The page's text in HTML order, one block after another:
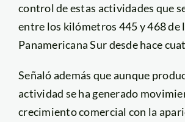
control de estas actividades que
entre los kilómetros 445 y 468 de
Panamericana Sur desde hace
Señaló además que aunque
actividad se ha generado
crecimiento comercial con la